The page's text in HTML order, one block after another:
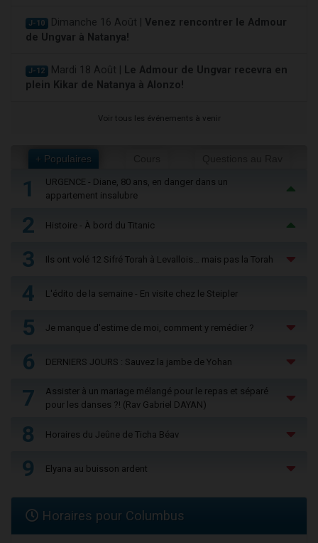
J-10 Dimanche 16 Août | Venez rencontrer le Admour
de Ungvar à Natanya!
J-12 Mardi 18 Août |
Le Admour de Ungvar recevra en
plein Kikar de Natanya à Alonzo!
Voir tous les événements à venir
+ Populaires
1
URGENCE - Diane, 80 ans, en danger dans un
appartement insalubre
2 Histoire - À bord du Titanic
3 Ils ont volé 12 Sifré Torah à Levallois… mais pas la Torah
4 L'édito de la semaine - En visite chez le Steipler
5 Je manque d'estime de moi, comment y remédier ?
6 DERNIERS JOURS : Sauvez la jambe de Yohan
7
Assister à un mariage mélangé pour le repas et séparé
pour les danses ?! (Rav Gabriel DAYAN)
8 Horaires du Jeûne de Ticha Béav
9 Elyana au buisson ardent
Horaires pour Columbus